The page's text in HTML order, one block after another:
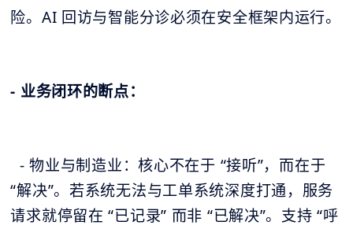
险。AI 回访与智能分诊必须在安全框架内运行。
- 业务闭环的断点：
- 物业与制造业：核心不在于 “接听”，而在于
“解决”。若系统无法与工单系统深度打通，服务
请求就停留在 “已记录” 而非 “已解决”。支持 “呼